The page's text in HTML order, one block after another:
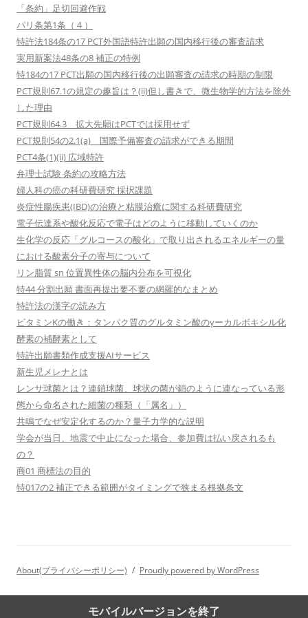
「条約」足切回避作戦
パリ条第1条（４）
特許法184条の17 PCT外国語特許出願の国内移行後の審査請求
実用新案法48条の8 補正の特例
特184の17 PCT出願の国内移行後の出願審査の請求の時期の制限
PCT規則67.1の規定の趣旨は？(ii)但し書きで、微生物学的方法を除外
した理由
PCT規則64.3 拡大先願はPCTでは採用せず
PCT規則54の2.1(a) 国際予備審査の請求ができる期間
PCT4条(1)(ii) 広域特許
弁理士試験 条約の攻略方法
婦人科の癌の科研費研究 採択課題
炎症性腸疾患(IBD)の治療と粘膜治癒に関する科研費研究
電子伝達系や酸化反応で電子はどのように移動していくのか
生化学の反応「グルコースの酸化」で取り出されるエネルギーの量
における酸素分子の寄与について
リン脂質 sn 位置異性体の脳内分布を可視化
特44 分割出願 書面再提出要不要の網羅的なまとめ
特許法の漢字の読み方
ビタミンKの働き：タンパク質のグルタミン酸のγーカルボキシル化
酵素の補酵素として
特許出願書類作成支援AIサービス
新生児メレナとは
レンサ球菌とは？連鎖球菌、球状の菌が鎖のように連なっている形
態から命名された細菌の種類（「属名」）
共鳴でなぜ安定化するのか？量子力学的な説明
学会が当日、地震で中止になった場合、参加費は払い戻されるも
の？
商01 商標法の目的
特017の2 補正できる範囲がタイミングで狭まる根拠条文
About(プライバシーポリシー) Proudly powered by WordPress
モバイルバージョンを終了